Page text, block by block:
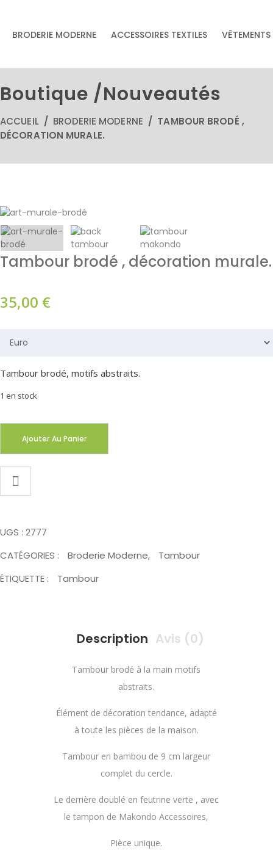
& accessoires
BRODERIE MODERNE ACCESSOIRES TEXTILES VÊTEMENTS
Boutique /Nouveautés
ACCUEIL/ BRODERIE MODERNE / TAMBOUR BRODÉ ,
DÉCORATION MURALE.
Tambour brodé , décoration murale.
35,00 €
Tambour brodé, motifs abstraits.
1 en stock
Ajouter Au Panier
UGS : 2777
CATÉGORIES :
Broderie Moderne,
Tambour
ÉTIQUETTE :
Tambour
Description Avis (0)
Tambour brodé à la main motifs
abstraits.
Élément de décoration tendance, adapté
à toute les pièces de la maison.
Tambour en bambou de 9 cm largeur
complet du cercle.
Le derrière doublé en feutrine verte , avec
le tampon de Makondo Accessoires,
Pièce unique.